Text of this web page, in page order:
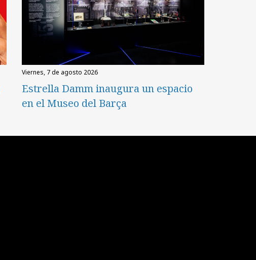
viernes, 7 de agosto 2026
Estrella Damm inaugura un espacio
en el Museo del Barça